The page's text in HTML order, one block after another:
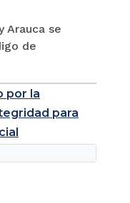
Arauca se
de
por la
para